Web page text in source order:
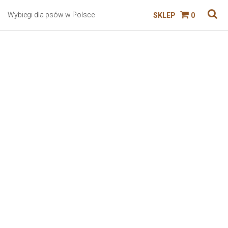
Wybiegi dla psów w Polsce SKLEP 0